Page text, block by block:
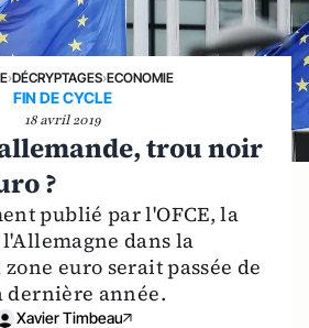
›DÉCRYPTAGES›ECONOMIE
FIN DE CYCLE
18 avril 2019
allemande, trou noir
?
publié par l'OFCE, la
dans la
euro serait passée de
dernière année.
Xavier Timbeau